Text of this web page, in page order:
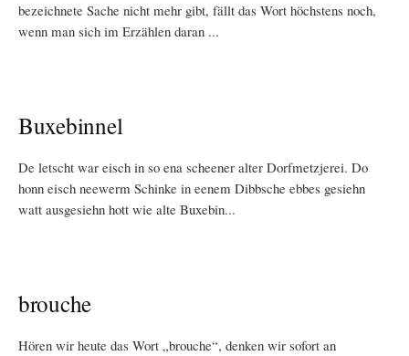
bezeichnete Sache nicht mehr gibt, fällt das Wort höchstens noch,
wenn man sich im Erzählen daran ...
Buxebinnel
De letscht war eisch in so ena scheener alter Dorfmetzjerei. Do
honn eisch neewerm Schinke in eenem Dibbsche ebbes gesiehn
watt ausgesiehn hott wie alte Buxebin...
brouche
Hören wir heute das Wort „brouche“, denken wir sofort an